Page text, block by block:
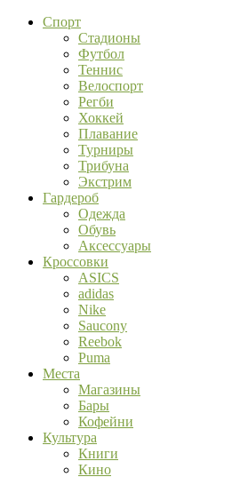
Спорт
Стадионы
Футбол
Теннис
Велоспорт
Регби
Хоккей
Плавание
Турниры
Трибуна
Экстрим
Гардероб
Одежда
Обувь
Аксессуары
Кроссовки
ASICS
adidas
Nike
Saucony
Reebok
Puma
Места
Магазины
Бары
Кофейни
Культура
Книги
Кино